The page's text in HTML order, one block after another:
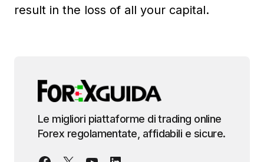
result in the loss of all your capital.
Le migliori piattaforme di trading online
Forex regolamentate, affidabili e sicure.